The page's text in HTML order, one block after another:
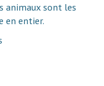
animaux sont les
en entier.